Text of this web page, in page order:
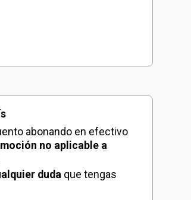
abonando en efectivo
no aplicable a
duda que tengas